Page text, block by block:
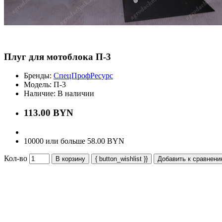
Плуг для мотоблока П-3
Бренды: СпецПрофРесурс
Модель: П-3
Наличие: В наличии
113.00 BYN
10000 или больше 58.00 BYN
Кол-во В корзину { button_wishlist }} Добавить к